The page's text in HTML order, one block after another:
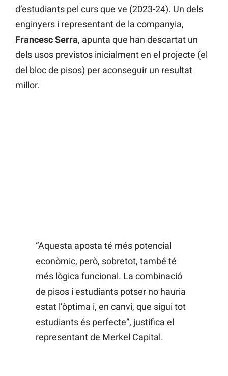
d’estudiants pel curs que ve (2023-24). Un dels
enginyers i representant de la companyia,
Francesc Serra, apunta que han descartat un
dels usos previstos inicialment en el projecte (el
del bloc de pisos) per aconseguir un resultat
millor.
“Aquesta aposta té més potencial
econòmic, però, sobretot, també té
més lògica funcional. La combinació
de pisos i estudiants potser no hauria
estat l’òptima i, en canvi, que sigui tot
estudiants és perfecte”, justifica el
representant de Merkel Capital.